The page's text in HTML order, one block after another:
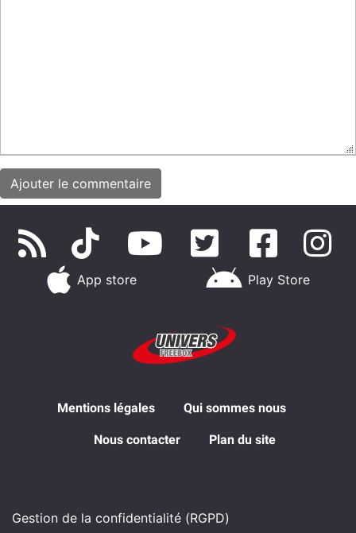
App store Play Store
Mentions légales Qui sommes nous
Nous contacter Plan du site
Gestion de la confidentialité (RGPD)